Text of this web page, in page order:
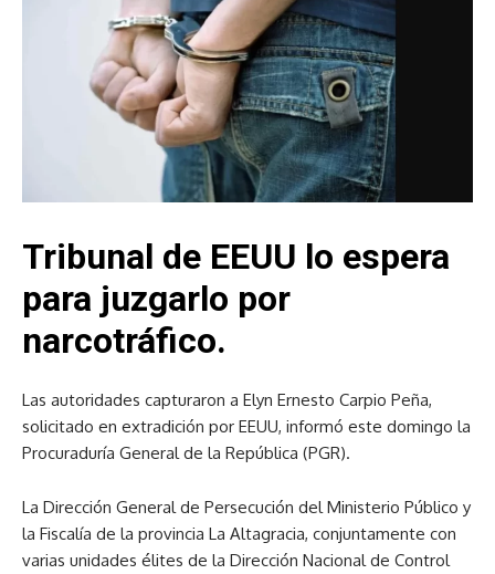
Tribunal de EEUU lo espera
para juzgarlo por
narcotráfico.
Las autoridades capturaron a Elyn Ernesto Carpio Peña,
solicitado en extradición por EEUU, informó este domingo la
Procuraduría General de la República (PGR).
La Dirección General de Persecución del Ministerio Público y
la Fiscalía de la provincia La Altagracia, conjuntamente con
varias unidades élites de la Dirección Nacional de Control